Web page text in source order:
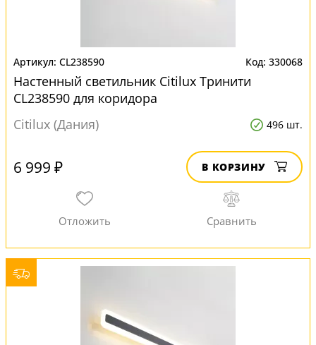
CL238590 330068
Настенный светильник Citilux Тринити
CL238590 для коридора
Citilux (Дания)
496 шт.
6 999 ₽ В КОРЗИНУ